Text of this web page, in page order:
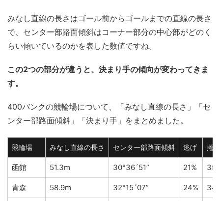
みなし直線の長さはゴール前からゴールまでの直線の長さ
で、センター部路面傾斜はコーナー部分の中心部がどのく
らい傾いているのかを表した数値ですね。
この2つの部分が違うと、決まり手の傾向が変わってきま
す。
400バンクの競輪場について、「みなし直線の長さ」「セ
ンター部路面傾斜」「決まり手」をまとめました。
競輪場 みなし直線の長さ センター部路面傾斜 逃げ 捲り
函館 51.3m 30°36´51” 21%
青森 58.9m 32°15´07” 24%